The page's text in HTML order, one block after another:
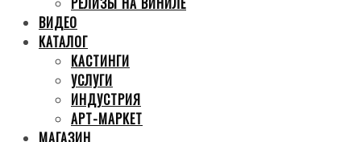
ВИДЕО
КАТАЛОГ
КАСТИНГИ
УСЛУГИ
ИНДУСТРИЯ
АРТ-МАРКЕТ
МАГАЗИН